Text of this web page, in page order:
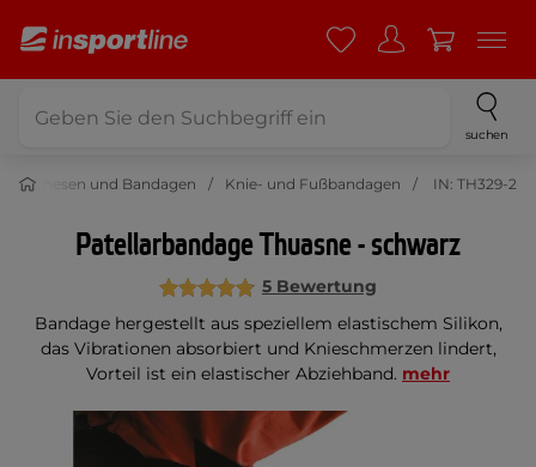
suchen
Orthesen und Bandagen Knie- und Fußbandagen IN: TH329-2
Patellarbandage Thuasne - schwarz
5 Bewertung
Bandage hergestellt aus speziellem elastischem Silikon,
das Vibrationen absorbiert und Knieschmerzen lindert,
Vorteil ist ein elastischer Abziehband. mehr